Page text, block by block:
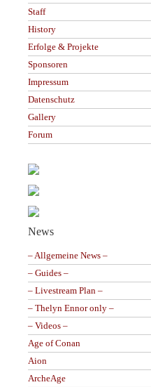
Staff
History
Erfolge & Projekte
Sponsoren
Impressum
Datenschutz
Gallery
Forum
News
– Allgemeine News –
– Guides –
– Livestream Plan –
– Thelyn Ennor only –
– Videos –
Age of Conan
Aion
ArcheAge